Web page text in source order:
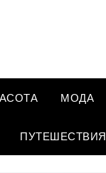
МОДА
ПУТЕШЕСТВИЯ